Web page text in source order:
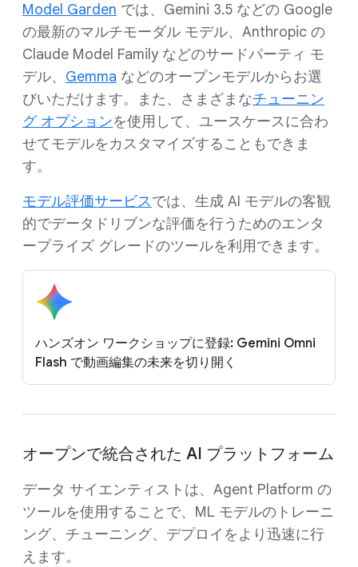
Model Garden では、Gemini 3.5 などの Google
の最新のマルチモーダル モデル、Anthropic の
Claude Model Family などのサードパーティ モ
デル、 Gemma などのオープンモデルからお選
びいただけます。また、さまざまなチューニン
グ オプションを使用して、ユースケースに合わ
せてモデルをカスタマイズすることもできま
す。
モデル評価サービスでは、生成 AI モデルの客観
的でデータドリブンな評価を行うためのエンタ
ープライズ グレードのツールを利用できます。
ハンズオン ワークショップに登録: Gemini Omni
Flash で動画編集の未来を切り開く
オープンで統合された AI プラットフォーム
データ サイエンティストは、Agent Platform の
ツールを使用することで、ML モデルのトレーニ
ング、チューニング、デプロイをより迅速に行
えます。